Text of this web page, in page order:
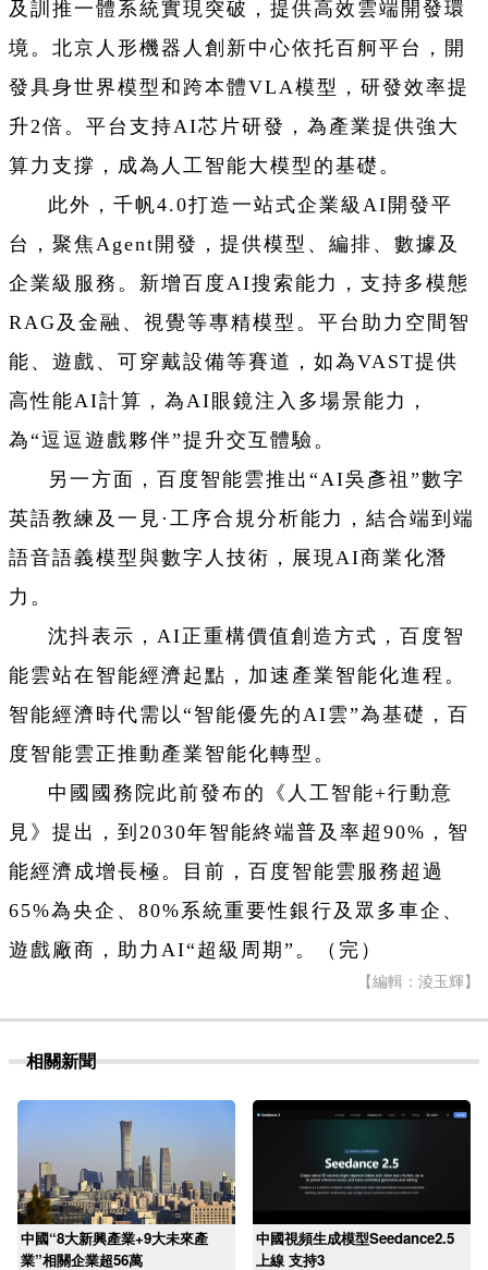
及訓推一體系統實現突破，提供高效雲端開發環
境。北京人形機器人創新中心依托百舸平台，開
發具身世界模型和跨本體VLA模型，研發效率提
升2倍。平台支持AI芯片研發，為產業提供強大
算力支撐，成為人工智能大模型的基礎。
此外，千帆4.0打造一站式企業級AI開發平
台，聚焦Agent開發，提供模型、編排、數據及
企業級服務。新增百度AI搜索能力，支持多模態
RAG及金融、視覺等專精模型。平台助力空間智
能、遊戲、可穿戴設備等賽道，如為VAST提供
高性能AI計算，為AI眼鏡注入多場景能力，
為“逗逗遊戲夥伴”提升交互體驗。
另一方面，百度智能雲推出“AI吳彥祖”數字
英語教練及一見·工序合規分析能力，結合端到端
語音語義模型與數字人技術，展現AI商業化潛
力。
沈抖表示，AI正重構價值創造方式，百度智
能雲站在智能經濟起點，加速產業智能化進程。
智能經濟時代需以“智能優先的AI雲”為基礎，百
度智能雲正推動產業智能化轉型。
中國國務院此前發布的《人工智能+行動意
見》提出，到2030年智能終端普及率超90%，智
能經濟成增長極。目前，百度智能雲服務超過
65%為央企、80%系統重要性銀行及眾多車企、
遊戲廠商，助力AI“超級周期”。（完）
【編輯：淩玉輝】
相關新聞
中國“8大新興產業+9大未來產
業”相關企業超56萬
中國視頻生成模型Seedance2.5
上線 支持3